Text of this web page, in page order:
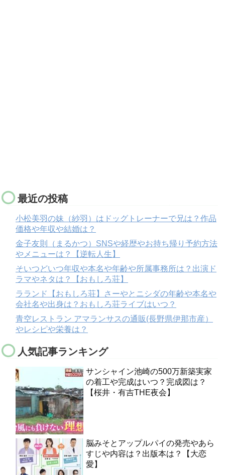
最近の投稿
小松美羽の妹（紗羽）はドッグトレーナーで兄は？作品
価格や年収や結婚は？
金子友則（まるかつ）SNSや経歴やお持ち帰り予約方法
やメニューは？【逆転人生】
そいつどいつ年収や本名や年齢や所属事務所は？出演ド
ラマやネタは？【おもしろ荘】
ラランド【おもしろ荘】さーやとニシダの年齢や本名や
会社名や出身は？おもしろ荘ライブはいつ？
青空レストラン アマランサスの通販(長野県伊那市産）
やレシピや栄養は？
人気記事ランキング
サンシャイン池崎の500万新築実家
の着工や完成はいつ？完成図は？
【桜井・有吉THE夜会】
脳みそとアップルパイの発売やあら
すじや内容は？出版本は？【大恋
愛】